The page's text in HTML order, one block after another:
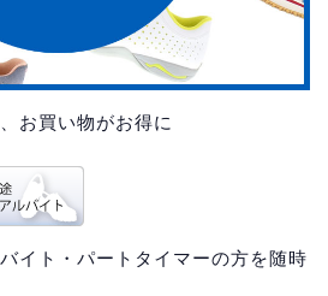
お買い物がお得に
イト・パートタイマーの方を随時